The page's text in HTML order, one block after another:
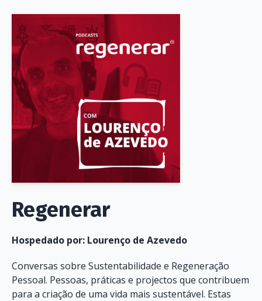
Regenerar
Hospedado por: Lourenço de Azevedo
Conversas sobre Sustentabilidade e Regeneração
Pessoal. Pessoas, práticas e projectos que contribuem
para a criação de uma vida mais sustentável. Estas